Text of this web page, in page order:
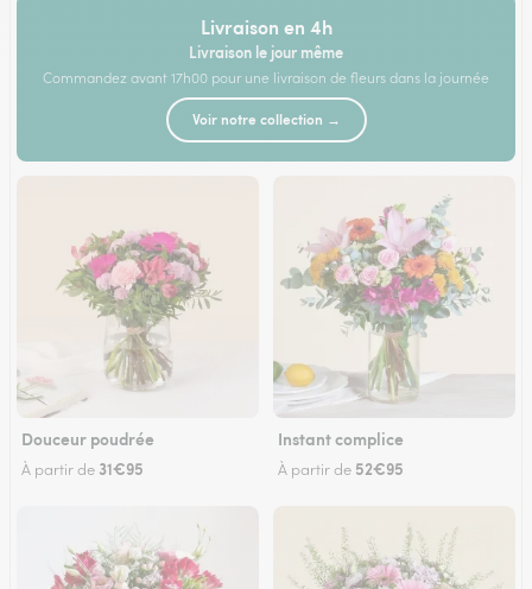
Livraison en 4h
Livraison le jour même
Commandez avant 17h00 pour une livraison de fleurs dans la journée
Voir notre collection →
Douceur poudrée
À partir de 31€95
Instant complice
À partir de 52€95